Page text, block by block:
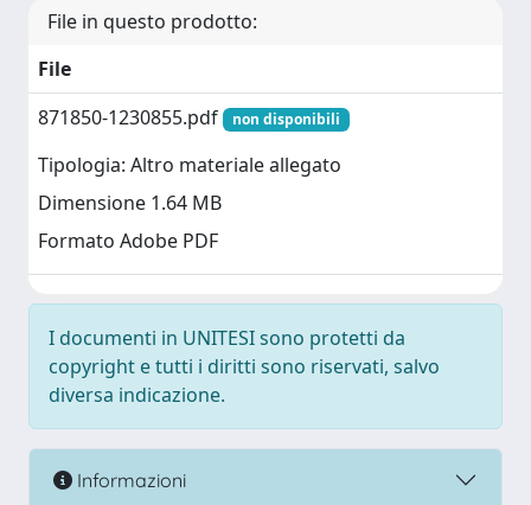
File in questo prodotto:
File
871850-1230855.pdf
non disponibili
Tipologia: Altro materiale allegato
Dimensione 1.64 MB
Formato Adobe PDF
I documenti in UNITESI sono protetti da
copyright e tutti i diritti sono riservati, salvo
diversa indicazione.
Informazioni